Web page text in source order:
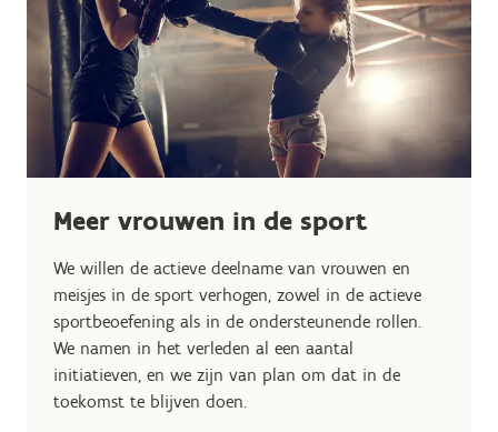
Meer vrouwen in de sport
We willen de actieve deelname van vrouwen en
meisjes in de sport verhogen, zowel in de actieve
sportbeoefening als in de ondersteunende rollen.
We namen in het verleden al een aantal
initiatieven, en we zijn van plan om dat in de
toekomst te blijven doen.